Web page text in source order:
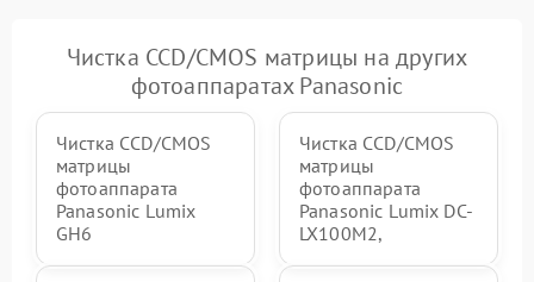
Чистка CCD/CMOS матрицы на других
фотоаппаратах Panasonic
Чистка CCD/CMOS
матрицы
фотоаппарата
Panasonic Lumix
GH6
Чистка CCD/CMOS
матрицы
фотоаппарата
Panasonic Lumix DC-
LX100M2,